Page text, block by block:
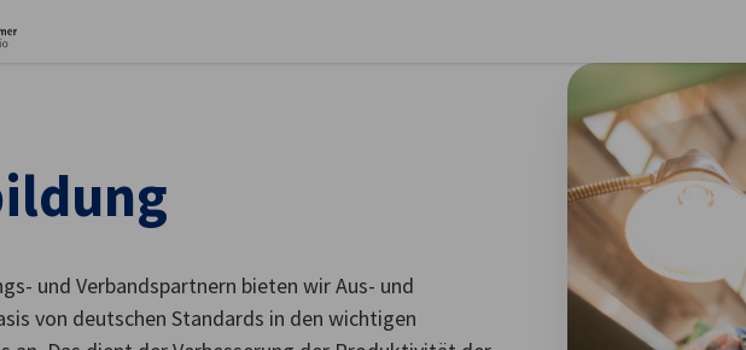
und Verbandspartnern bieten wir Aus- und
von deutschen Standards in den wichtigen